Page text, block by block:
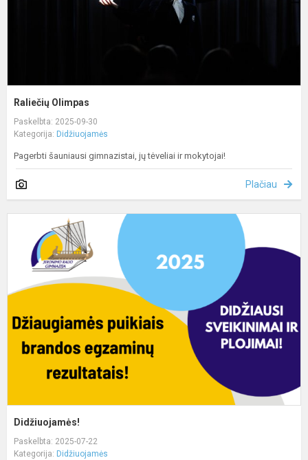
Raliečių Olimpas
Paskelbta: 2025-09-30
Kategorija: Didžiuojamės
Pagerbti šauniausi gimnazistai, jų tėveliai ir mokytojai!
Plačiau
Didžiuojamės!
Paskelbta: 2025-07-22
Kategorija: Didžiuojamės